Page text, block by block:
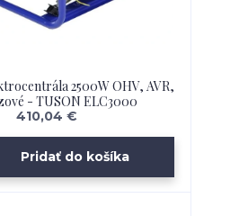
2500W OHV, AVR,
- TUSON ELC3000
410,04 €
Pridať do košíka